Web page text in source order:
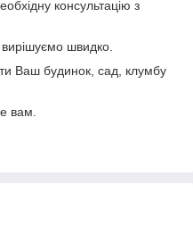
консультацію з
швидко.
Ваш будинок, сад, клумбу
вам.